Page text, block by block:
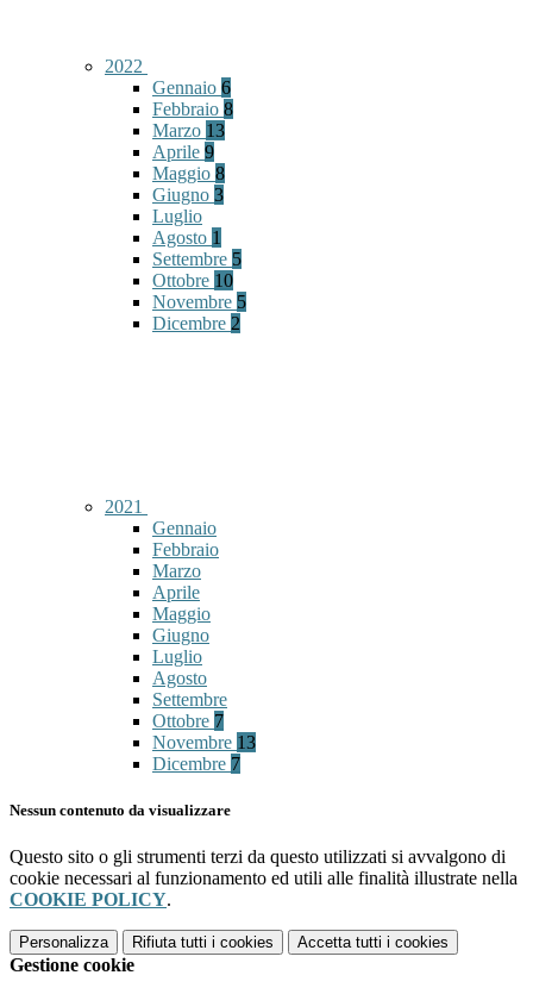
2022
Gennaio 6
Febbraio 8
Marzo 13
Aprile 9
Maggio 8
Giugno 3
Luglio
Agosto 1
Settembre 5
Ottobre 10
Novembre 5
Dicembre 2
2021
Gennaio
Febbraio
Marzo
Aprile
Maggio
Giugno
Luglio
Agosto
Settembre
Ottobre 7
Novembre 13
Dicembre 7
Nessun contenuto da visualizzare
Questo sito o gli strumenti terzi da questo utilizzati si avvalgono di
cookie necessari al funzionamento ed utili alle finalità illustrate nella
COOKIE POLICY.
Personalizza Rifiuta tutti i cookies Accetta tutti i cookies
Gestione cookie